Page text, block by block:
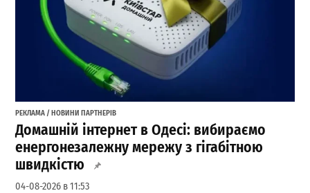
РЕКЛАМА / НОВИНИ ПАРТНЕРІВ
Домашній інтернет в Одесі: вибираємо
енергонезалежну мережу з гігабітною
швидкістю
04-08-2026 в 11:53